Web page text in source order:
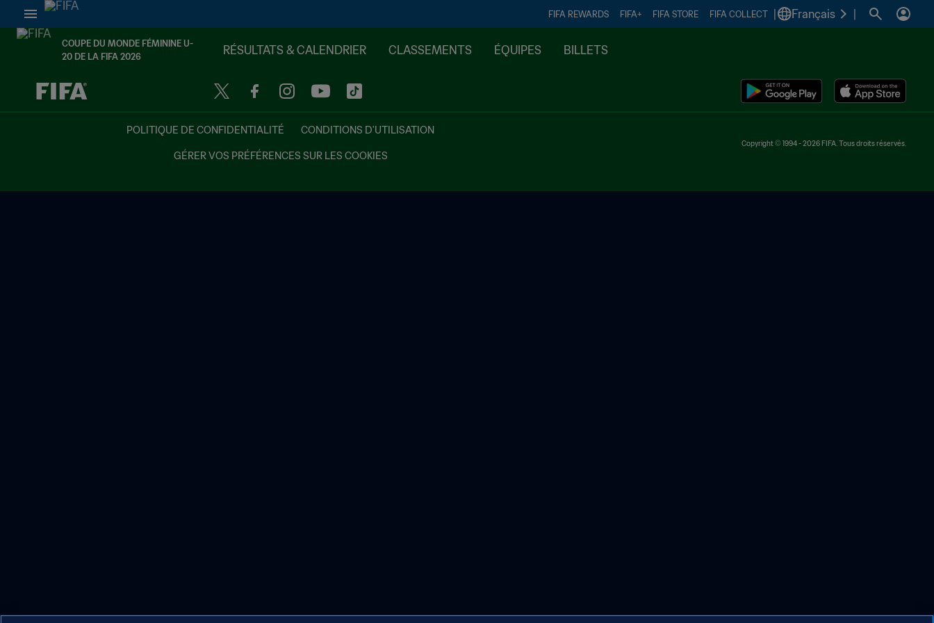
FIFA REWARDS FIFA+ FIFA STORE FIFA COLLECT Français
COUPE DU MONDE FÉMININE U-
20 DE LA FIFA 2026
RÉSULTATS & CALENDRIER CLASSEMENTS ÉQUIPES BILLETS
à dét. – à dét.
POLITIQUE DE CONFIDENTIALITÉ CONDITIONS D'UTILISATION
GÉRER VOS PRÉFÉRENCES SUR LES COOKIES
Copyright © 1994 - 2026 FIFA. Tous droits réservés.